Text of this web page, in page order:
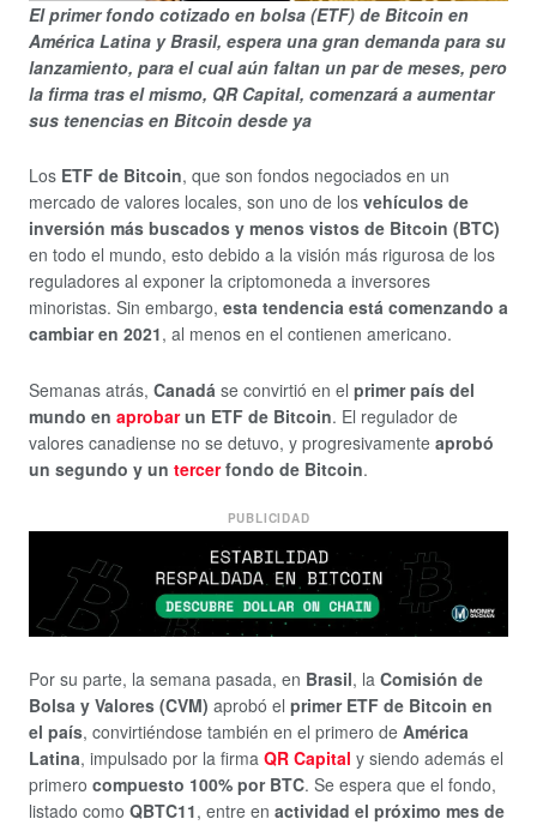
El primer fondo cotizado en bolsa (ETF) de Bitcoin en
América Latina y Brasil, espera una gran demanda para su
lanzamiento, para el cual aún faltan un par de meses, pero
la firma tras el mismo, QR Capital, comenzará a aumentar
sus tenencias en Bitcoin desde ya
Los ETF de Bitcoin, que son fondos negociados en un
mercado de valores locales, son uno de los vehículos de
inversión más buscados y menos vistos de Bitcoin (BTC)
en todo el mundo, esto debido a la visión más rigurosa de los
reguladores al exponer la criptomoneda a inversores
minoristas. Sin embargo, esta tendencia está comenzando a
cambiar en 2021, al menos en el contienen americano.
Semanas atrás, Canadá se convirtió en el primer país del
mundo en aprobarun ETF de Bitcoin. El regulador de
valores canadiense no se detuvo, y progresivamente aprobó
un segundo y un tercerfondo de Bitcoin.
PUBLICIDAD
Por su parte, la semana pasada, en Brasil, la Comisión de
Bolsa y Valores (CVM) aprobó el primer ETF de Bitcoin en
el país, convirtiéndose también en el primero de América
Latina, impulsado por la firma QR Capital y siendo además el
primero compuesto 100% por BTC. Se espera que el fondo,
listado como QBTC11, entre en actividad el próximo mes de